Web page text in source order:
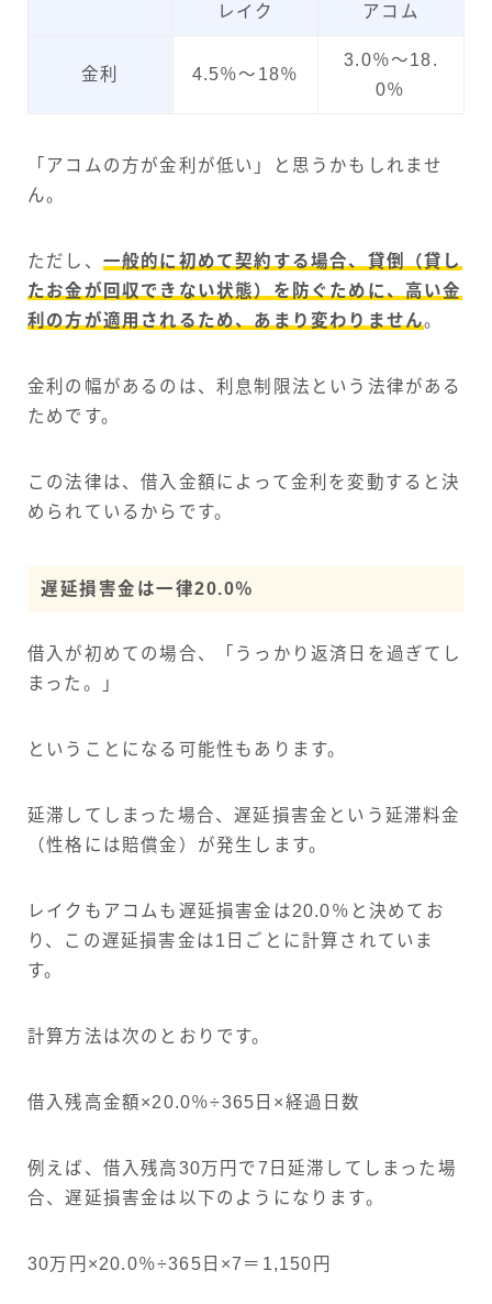
レイク アコム
金利 4.5％～18％
3.0％～18.
0％
「アコムの方が金利が低い」と思うかもしれませ
ん。
ただし、 一般的に初めて契約する場合、貸倒（貸し
たお金が回収できない状態）を防ぐために、高い金
利の方が適用されるため、あまり変わりません。
金利の幅があるのは、利息制限法という法律がある
ためです。
この法律は、借入金額によって金利を変動すると決
められているからです。
遅延損害金は一律20.0％
借入が初めての場合、「うっかり返済日を過ぎてし
まった。」
ということになる可能性もあります。
延滞してしまった場合、遅延損害金という延滞料金
（性格には賠償金）が発生します。
レイクもアコムも遅延損害金は20.0％と決めてお
り、この遅延損害金は1日ごとに計算されていま
す。
計算方法は次のとおりです。
借入残高金額×20.0％÷365日×経過日数
例えば、借入残高30万円で7日延滞してしまった場
合、遅延損害金は以下のようになります。
30万円×20.0％÷365日×7＝1,150円